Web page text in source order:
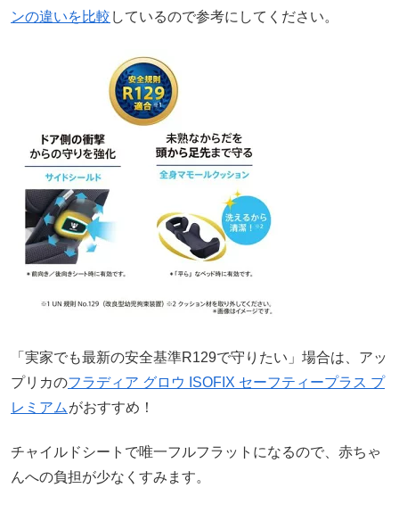
ンの違いを比較 しているので参考にしてください。
「実家でも最新の安全基準R129で守りたい」場合は、アッ
プリカのフラディア グロウ ISOFIX セーフティープラス プ
レミアム がおすすめ！
チャイルドシートで唯一フルフラットになるので、赤ちゃ
んへの負担が少なくすみます。